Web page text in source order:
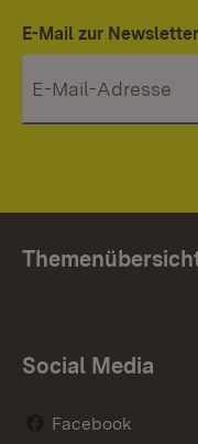
E-Mail zur
Social Media
Facebook